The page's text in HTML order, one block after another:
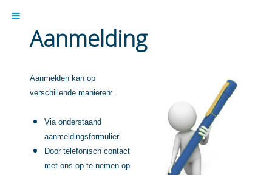
Aanmelding
Aanmelden kan op
verschillende manieren:
Via onderstaand
aanmeldingsformulier.
Door telefonisch contact
met ons op te nemen op